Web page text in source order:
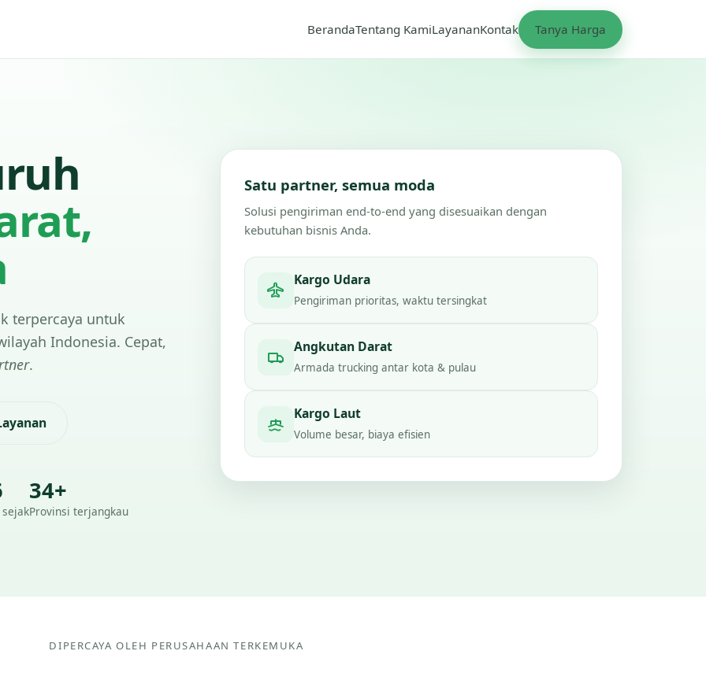
BerandaTentang KamiLayananKontak Tanya Harga
terpercaya untuk
Indonesia. Cepat,
.
34+
Provinsi terjangkau
Satu partner, semua moda
Solusi pengiriman end-to-end yang disesuaikan dengan
kebutuhan bisnis Anda.
Kargo Udara
Pengiriman prioritas, waktu tersingkat
Angkutan Darat
Armada trucking antar kota & pulau
Kargo Laut
Volume besar, biaya efisien
DIPERCAYA OLEH PERUSAHAAN TERKEMUKA